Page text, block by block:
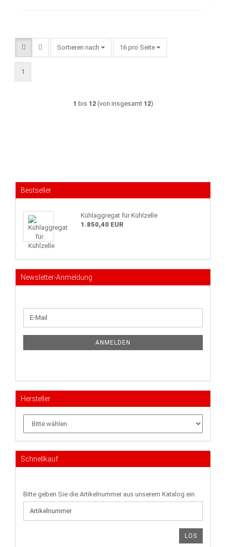
Sortieren nach
Sortieren nach 16 pro Seite
pro Seite
1
1 bis 12(von insgesamt 12)
Bestseller
Kühlaggregat für Kühlzelle
1.850,40 EUR
Newsletter-Anmeldung
ZUR
NEWSLETTER-
E-
Mail
ANMELDEN
Hersteller
Schnellkauf
BITTE
GEBEN
SIE
DIE
Bitte geben Sie die Artikelnummer aus unserem Katalog ein.
LOS